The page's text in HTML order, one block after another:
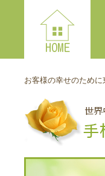
HOME
お客様の幸せのため